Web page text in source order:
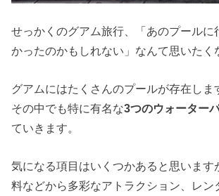
せっかくのグアム旅行、「あのプールに
かったのかもしれない」なんて思いたく
グアムにはたくさんのプールが存在しま
その中でも特に有名な3つのウォーター
ていきます。
気になる項目はいくつかあると思います
料などから多彩なアトラクション、レン